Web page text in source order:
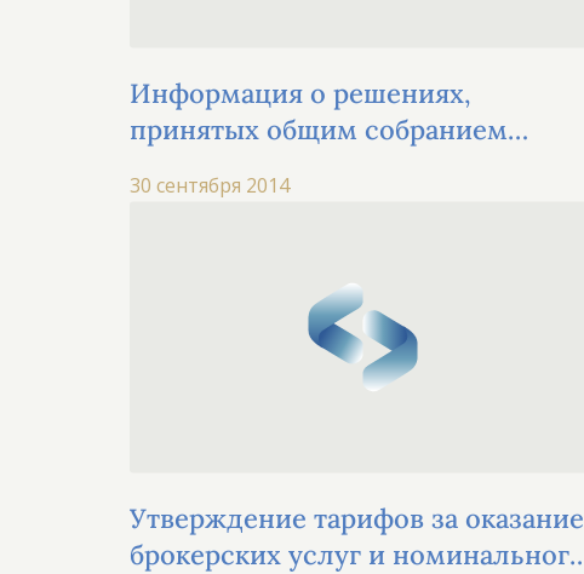
Информация о решениях,
принятых общим собранием
30 сентября 2014
Утверждение тарифов за оказание
брокерских услуг и номинального